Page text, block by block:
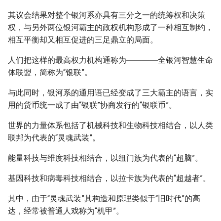
其议会结果对整个银河系亦具有三分之一的统筹权和决策
权，与另外两位银河霸主的政权机构形成了一种相互制约，
相互平衡却又相互促进的三足鼎立的局面。
人们把这样的最高权力机构通称为――――全银河智慧生命
体联盟，简称为“银联”。
与此同时，银河系的通用语已经变成了三大霸主的语言，实
用的货币统一成了由“银联”协商发行的“银联币”。
世界的力量体系包括了机械科技和生物科技相结合，以人类
联邦为代表的“灵魂武装”。
能量科技与维度科技相结合，以纽门族为代表的“超脑”。
基因科技和病毒科技相结合，以拉卡族为代表的“超越者”。
其中，由于“灵魂武装”其构造和原理类似于“旧时代”的高
达，经常被普通人戏称为“机甲”。